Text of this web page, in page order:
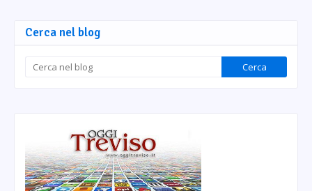
Cerca nel blog